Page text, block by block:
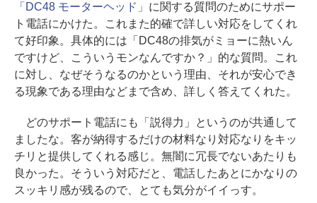
「DC48 モーターヘッド」 に関する質問のためにサポー
ト電話にかけた。これまた的確で詳しい対応をしてくれ
て好印象。具体的には「DC48の排気がミョーに熱いん
ですけど、こういうモンなんですか？」的な質問。これ
に対し、なぜそうなるのかという理由、それが安心でき
る現象である理由などまで含め、詳しく答えてくれた。
どのサポート電話にも「説得力」というのが共通して
ましたな。客が納得するだけの材料なり対応なりをキッ
チリと提供してくれる感じ。無闇に冗長でないあたりも
良かった。そういう対応だと、電話したあとにかなりの
スッキリ感が残るので、とても気分がイイっす。